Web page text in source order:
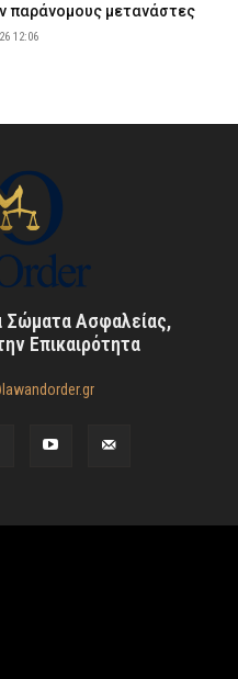
παράνομους μετανάστες
12:06
Σώματα Ασφαλείας,
Επικαιρότητα